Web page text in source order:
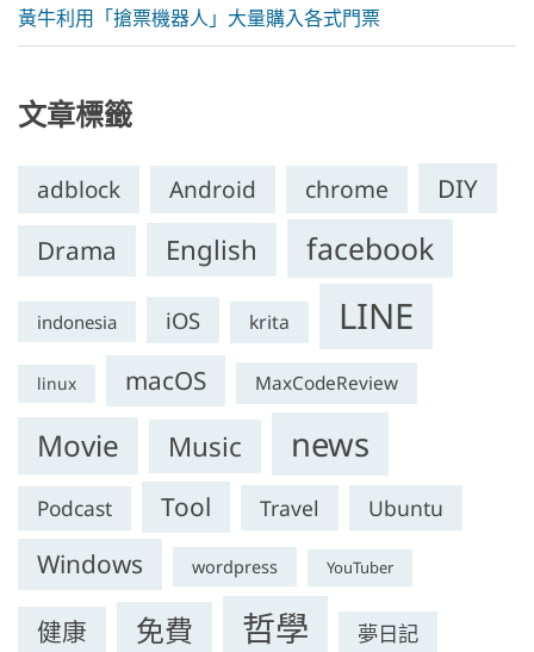
黃牛利用「搶票機器人」大量購入各式門票
文章標籤
adblock Android chrome
DIY
Drama
English facebook
indonesia iOS krita LINE
linux macOS MaxCodeReview
Movie Music news
Podcast Tool Travel Ubuntu
Windows wordpress YouTuber
健康 免費 哲學 夢日記